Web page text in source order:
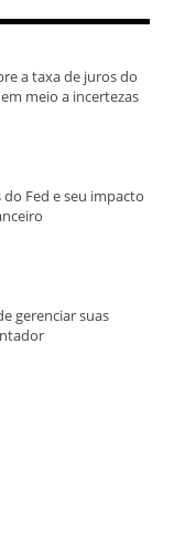
a taxa de juros do
meio a incertezas
do Fed e seu impacto
gerenciar suas